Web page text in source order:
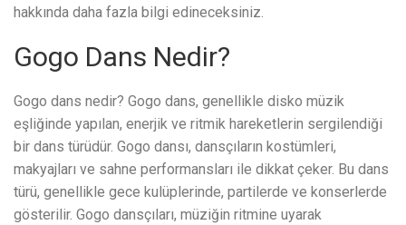
hakkında daha fazla bilgi edineceksiniz.
Gogo Dans Nedir?
Gogo dans nedir? Gogo dans, genellikle disko müzik
eşliğinde yapılan, enerjik ve ritmik hareketlerin sergilendiği
bir dans türüdür. Gogo dansı, dansçıların kostümleri,
makyajları ve sahne performansları ile dikkat çeker. Bu dans
türü, genellikle gece kulüplerinde, partilerde ve konserlerde
gösterilir. Gogo dansçıları, müziğin ritmine uyarak